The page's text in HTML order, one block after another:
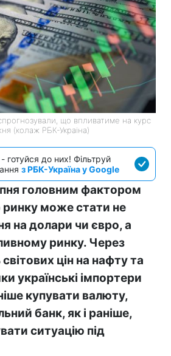
що впливатиме на курс
(колаж РБК-Україна)
готуйся до них! Фільтруй
з РБК-Україна у Google
головним фактором
може стати не
на долари чи євро, а
ринку. Через
світових цін на нафту та
українські імпортери
купувати валюту,
банк, як і раніше,
ситуацію під